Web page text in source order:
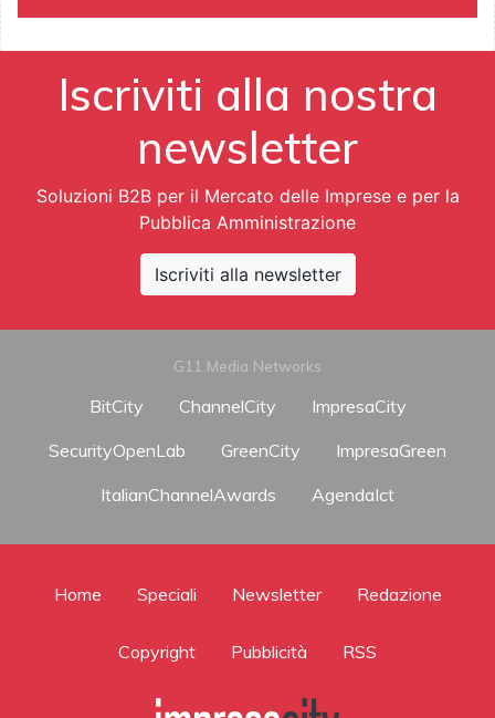
Iscriviti alla nostra
newsletter
Soluzioni B2B per il Mercato delle Imprese e per la
Pubblica Amministrazione
Iscriviti alla newsletter
G11 Media Networks
BitCity ChannelCity
ImpresaCity
SecurityOpenLab
GreenCity
ImpresaGreen
ItalianChannelAwards
AgendaIct
Home Speciali Newsletter Redazione
Copyright Pubblicità RSS